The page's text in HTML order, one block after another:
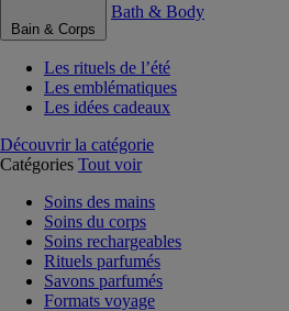
Bain & Corps
Bath & Body
Les rituels de l’été
Les emblématiques
Les idées cadeaux
Découvrir la catégorie
Catégories Tout voir
Soins des mains
Soins du corps
Soins rechargeables
Rituels parfumés
Savons parfumés
Formats voyage